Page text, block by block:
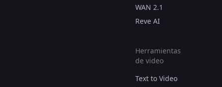
WAN 2.1
Reve AI
Herramientas
de video
Text to Video